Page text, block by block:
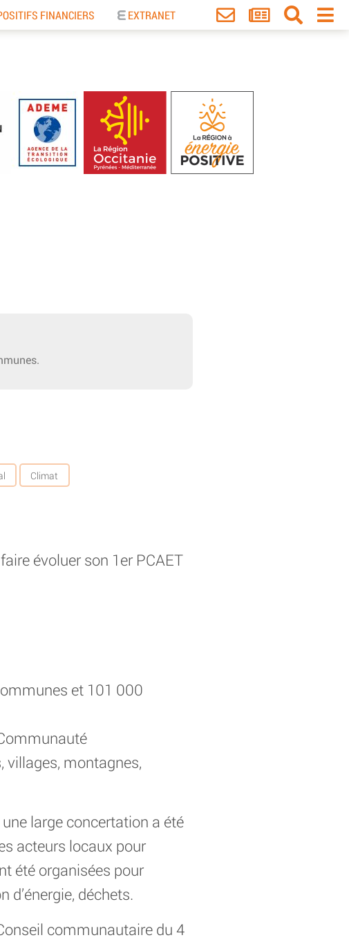
FINANCIERS EXTRANET
Climat
évoluer son 1er PCAET
et 101 000
villages, montagnes,
large concertation a été
acteurs locaux pour
été organisées pour
déchets.
communautaire du 4